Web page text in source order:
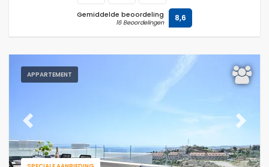
Gemiddelde beoordeling
16 Beoordelingen 8,6
APPARTEMENT
Previous Next